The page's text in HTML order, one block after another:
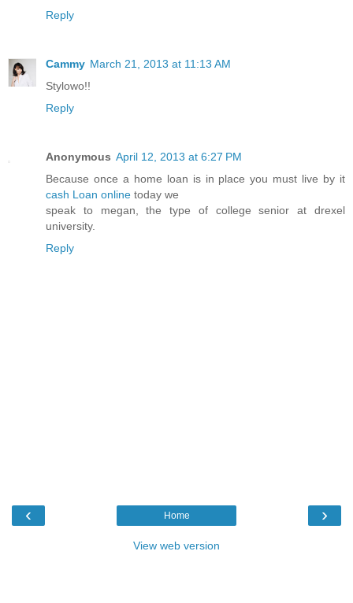
Reply
Cammy March 21, 2013 at 11:13 AM
Stylowo!!
Reply
Anonymous April 12, 2013 at 6:27 PM
Because once a home loan is in place you must live by it
cash Loan online today we
speak to megan, the type of college senior at drexel
university.
Reply
‹ ›
Home
View web version